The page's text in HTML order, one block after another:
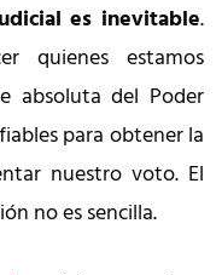
es inevitable.
quienes estamos
absoluta del Poder
para obtener la
nuestro voto. El
no es sencilla.